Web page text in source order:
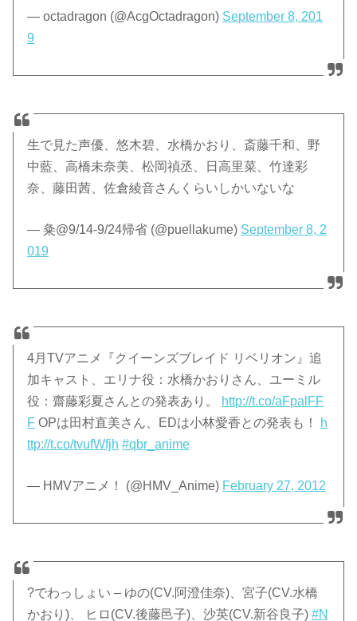
— octadragon (@AcgOctadragon) September 8, 201
9
生で見た声優、悠木碧、水橋かおり、斎藤千和、野
中藍、高橋未奈美、松岡禎丞、日高里菜、竹達彩
奈、藤田茜、佐倉綾音さんくらいしかいないな
— 粂@9/14-9/24帰省 (@puellakume) September 8, 2
019
4月TVアニメ『クイーンズブレイド リベリオン』追
加キャスト、エリナ役：水橋かおりさん、ユーミル
役：齋藤彩夏さんとの発表あり。
http://t.co/aFpalFF
F OPは田村直美さん、EDは小林愛香との発表も！
h
ttp://t.co/tvufWfjh #qbr_anime
— HMVアニメ！ (@HMV_Anime) February 27, 2012
?でわっしょい – ゆの(CV.阿澄佳奈)、宮子(CV.水橋
かおり)、 ヒロ(CV.後藤邑子)、沙英(CV.新谷良子)#N